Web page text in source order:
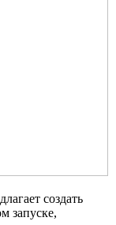
создать
запуске,